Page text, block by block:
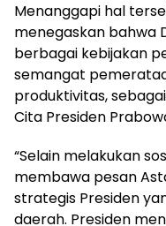
Menanggapi hal
menegaskan bahwa
berbagai kebijakan
semangat
produktivitas,
Cita Presiden
“Selain melakukan
membawa pesan
strategis Presiden
daerah. Presiden